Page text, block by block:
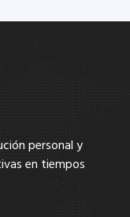
personal y
en tiempos